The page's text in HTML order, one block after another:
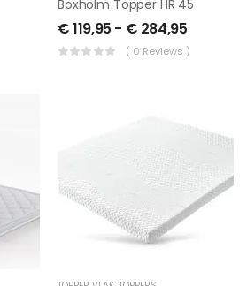
Boxholm Topper HR 45
€119,95 - € 284,95
( 0 Reviews )